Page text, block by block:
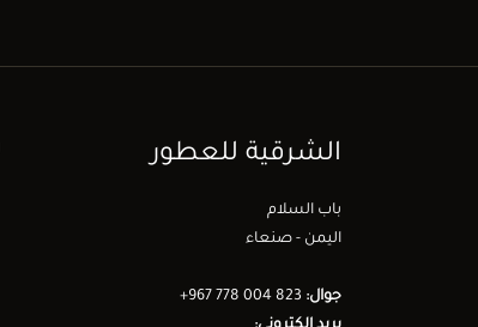
الشرقية للعطور
باب السلام
اليمن - صنعاء
جوال: +967 778 004 823